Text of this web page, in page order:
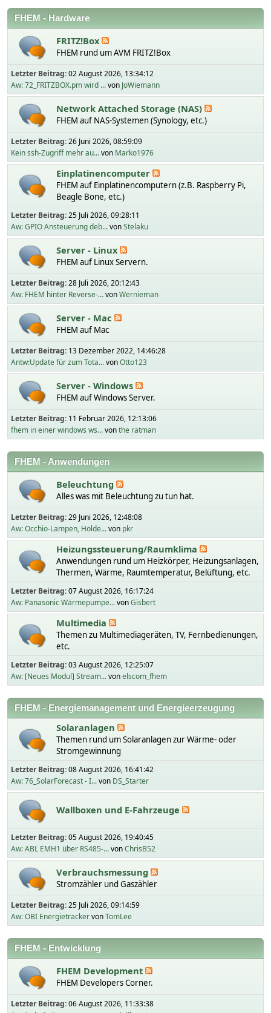
FHEM - Hardware
FRITZ!Box
FHEM rund um AVM FRITZ!Box
Letzter Beitrag:02 August 2026, 13:34:12
Aw: 72_FRITZBOX.pm wird ...von JoWiemann
Network Attached Storage (NAS)
FHEM auf NAS-Systemen (Synology, etc.)
Letzter Beitrag:26 Juni 2026, 08:59:09
Kein ssh-Zugriff mehr au...von Marko1976
Einplatinencomputer
FHEM auf Einplatinencomputern (z.B. Raspberry Pi,
Beagle Bone, etc.)
Letzter Beitrag:25 Juli 2026, 09:28:11
Aw: GPIO Ansteuerung deb...vonStelaku
Server - Linux
FHEM auf Linux Servern.
Letzter Beitrag:28 Juli 2026, 20:12:43
Aw: FHEM hinter Reverse-...vonWernieman
Server - Mac
FHEM auf Mac
Letzter Beitrag: 13 Dezember 2022, 14:46:28
Antw:Update für zum Tota...vonOtto123
Server - Windows
FHEM auf Windows Server.
Letzter Beitrag: 11 Februar 2026, 12:13:06
fhem in einer windows ws...vonthe ratman
FHEM - Anwendungen
Beleuchtung
Alles was mit Beleuchtung zu tun hat.
Letzter Beitrag:29 Juni 2026, 12:48:08
Aw: Occhio-Lampen, Holde...von pkr
Heizungssteuerung/Raumklima
Anwendungen rund um Heizkörper, Heizungsanlagen,
Thermen, Wärme, Raumtemperatur, Belüftung, etc.
Letzter Beitrag:07 August 2026, 16:17:24
Aw: Panasonic Wärmepumpe...vonGisbert
Multimedia
Themen zu Multimediageräten, TV, Fernbedienungen,
etc.
Letzter Beitrag:03 August 2026, 12:25:07
Aw: [Neues Modul] Stream...vonelscom_fhem
FHEM - Energiemanagement und Energieerzeugung
Solaranlagen
Themen rund um Solaranlagen zur Wärme- oder
Stromgewinnung
Letzter Beitrag:08 August 2026, 16:41:42
Aw: 76_SolarForecast - I...von DS_Starter
Wallboxen und E-Fahrzeuge
Letzter Beitrag:05 August 2026, 19:40:45
Aw: ABL EMH1 über RS485-...vonChrisB52
Verbrauchsmessung
Stromzähler und Gaszähler
Letzter Beitrag:25 Juli 2026, 09:14:59
Aw: OBI EnergietrackervonTomLee
FHEM - Entwicklung
FHEM Development
FHEM Developers Corner.
Letzter Beitrag:06 August 2026, 11:33:38